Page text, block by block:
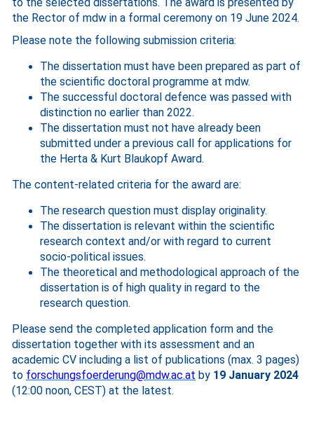
the Rector of mdw in a formal ceremony on 19 June 2024.
Please note the following submission criteria:
The dissertation must have been prepared as part of
the scientific doctoral programme at mdw.
The successful doctoral defence was passed with
distinction no earlier than 2022.
The dissertation must not have already been
submitted under a previous call for applications for
the Herta & Kurt Blaukopf Award.
The content-related criteria for the award are:
The research question must display originality.
The dissertation is relevant within the scientific
research context and/or with regard to current
socio-political issues.
The theoretical and methodological approach of the
dissertation is of high quality in regard to the
research question.
Please send the completed application form and the
dissertation together with its assessment and an
academic CV including a list of publications (max. 3 pages)
to forschungsfoerderung@mdw.ac.at by 19 January 2024
(12:00 noon, CEST) at the latest.